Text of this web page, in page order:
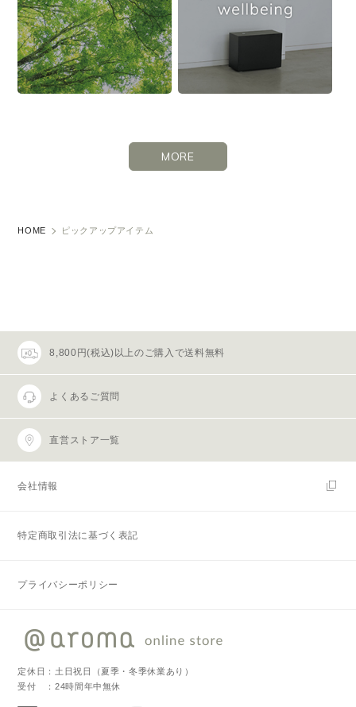
MORE
HOME ピックアップアイテム
8,800円(税込)以上のご購入で送料無料
よくあるご質問
直営ストア一覧
会社情報
特定商取引法に基づく表記
プライバシーポリシー
定休日：土日祝日（夏季・冬季休業あり）
受付 ：24時間年中無休